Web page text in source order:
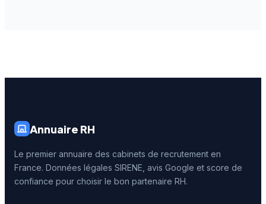
Annuaire RH
Le premier annuaire des cabinets de recrutement en
France. Données légales SIRENE, avis Google et score de
confiance pour choisir le bon partenaire RH.